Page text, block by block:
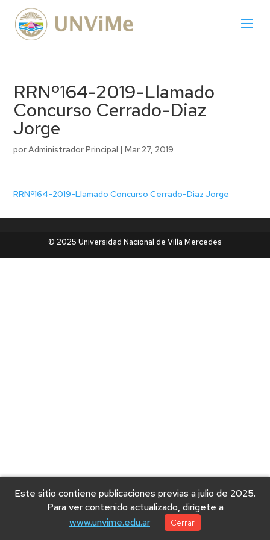
RRNº164-2019-Llamado
Concurso Cerrado-Diaz
Jorge
porAdministrador Principal |Mar 27, 2019
RRNº164-2019-Llamado Concurso Cerrado-Diaz Jorge
© 2025 Universidad Nacional de Villa Mercedes
Este sitio contiene publicaciones previas a julio de 2025.
Para ver contenido actualizado, dirígete a
www.unvime.edu.ar
Cerrar